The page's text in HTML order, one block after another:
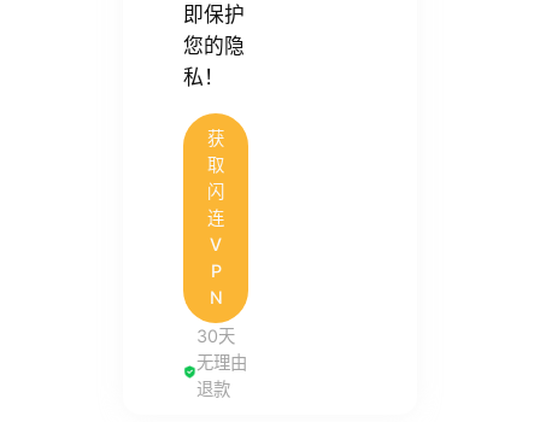
即保护
您的隐
私！
获
取
闪
连
V
P
N
30天
无理由
退款